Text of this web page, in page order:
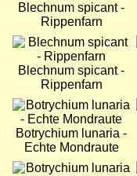
Blechnum spicant -
Rippenfarn
Bild
Blechnum spicant -
Rippenfarn
Bild
Botrychium lunaria -
Echte Mondraute
Bild